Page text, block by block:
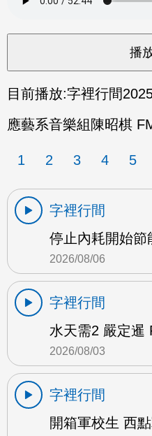
目前播放:字裡行間
應藝系音樂組陳昭棋
1 2 3 4 5
字裡行間
停止內耗開始節
2026/08/06
字裡行間
水天需2 嚴定暹
2026/08/03
字裡行間
開箱軍校生 西